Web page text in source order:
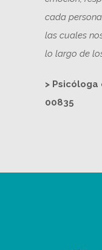
cada
las cuales
lo largo de
> Psicóloga
00835